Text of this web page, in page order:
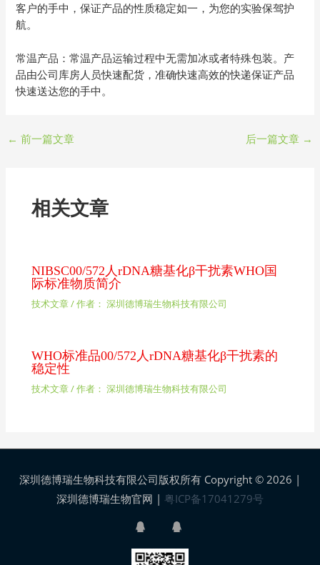
客户的手中，保证产品的性质稳定如一，为您的实验保驾护
航。
常温产品：常温产品运输过程中无需加冰或者特殊包装。产
品由公司库房人员快速配货，准确快速高效的快递保证产品
快速送达您的手中。
← 前一篇文章 后一篇文章 →
相关文章
NIBSC00/572人rDNA糖基化β干扰素WHO国
际标准物质简介
技术文章/ 作者： 深圳德博瑞生物科技有限公司
WHO标准品00/572人rDNA糖基化β干扰素的
稳定性
技术文章/ 作者： 深圳德博瑞生物科技有限公司
深圳德博瑞生物科技有限公司版权所有 Copyright © 2026 |
深圳德博瑞生物官网 | 粤ICP备17041279号